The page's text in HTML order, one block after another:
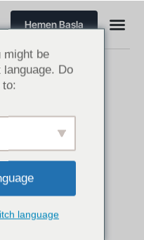
Hemen Başla
Yasal Düzenlemeleri
might be
Do
to:
language